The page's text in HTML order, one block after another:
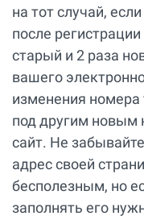
на тот случай,
после
старый и 2 раза
вашего
изменения номера
под другим новым
сайт. Не
адрес своей
бесполезным, но
заполнять его